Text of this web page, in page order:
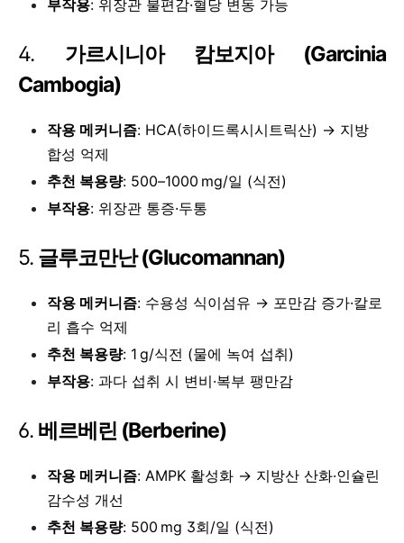
부작용: 위장관 불편감·혈당 변동 가능
4. 가르시니아 캄보지아 (Garcinia
Cambogia)
작용 메커니즘: HCA(하이드록시시트릭산) → 지방
합성 억제
추천 복용량: 500–1000 mg/일 (식전)
부작용: 위장관 통증·두통
5. 글루코만난 (Glucomannan)
작용 메커니즘: 수용성 식이섬유 → 포만감 증가·칼로
리 흡수 억제
추천 복용량: 1 g/식전 (물에 녹여 섭취)
부작용: 과다 섭취 시 변비·복부 팽만감
6. 베르베린 (Berberine)
작용 메커니즘: AMPK 활성화 → 지방산 산화·인슐린
감수성 개선
추천 복용량: 500 mg 3회/일 (식전)